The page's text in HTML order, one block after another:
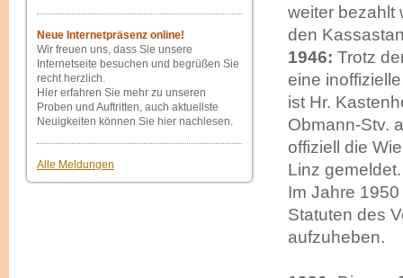
Neue Internetpräsenz online!
Wir freuen uns, dass Sie unsere
Internetseite besuchen und begrüßen Sie
recht herzlich.
Hier erfahren Sie mehr zu unseren
Proben und Auftritten, auch aktuellste
Neuigkeiten können Sie hier nachlesen.
Alle Meldungen
weiter bezahlt
den
1946: Trotz
eine
ist Hr.
Obmann-Stv.
offiziell die
Linz gemeldet.
Im Jahre
Statuten des
aufzuheben.